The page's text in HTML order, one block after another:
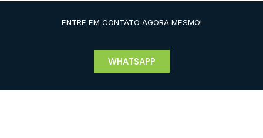
ENTRE EM CONTATO AGORA MESMO!
WHATSAPP